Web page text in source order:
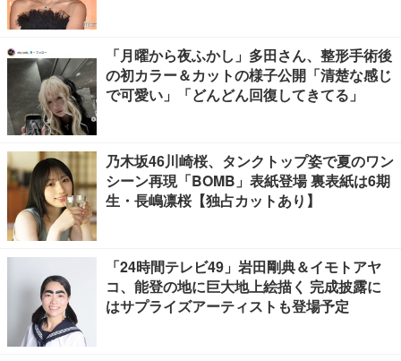
「月曜から夜ふかし」多田さん、整形手術後
の初カラー＆カットの様子公開「清楚な感じ
で可愛い」「どんどん回復してきてる」
乃木坂46川崎桜、タンクトップ姿で夏のワン
シーン再現「BOMB」表紙登場 裏表紙は6期
生・長嶋凛桜【独占カットあり】
「24時間テレビ49」岩田剛典＆イモトアヤ
コ、能登の地に巨大地上絵描く 完成披露に
はサプライズアーティストも登場予定